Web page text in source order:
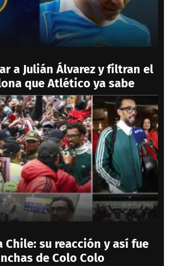
a Julián Álvarez y filtran el
que Atlético ya sabe
Chile: su reacción y así fue
de Colo Colo